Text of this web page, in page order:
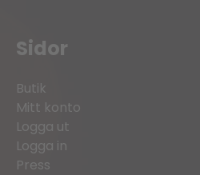
Sidor
Butik
Mitt konto
Logga ut
Logga in
Press